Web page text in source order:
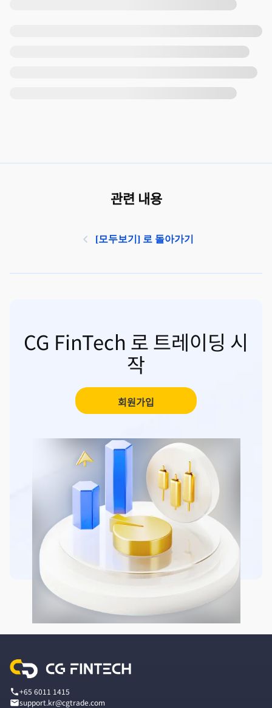
관련 내용
[모두보기] 로 돌아가기
CG FinTech 로 트레이딩 시
작
회원가입
+65 6011 1415
support.kr@cgtrade.com